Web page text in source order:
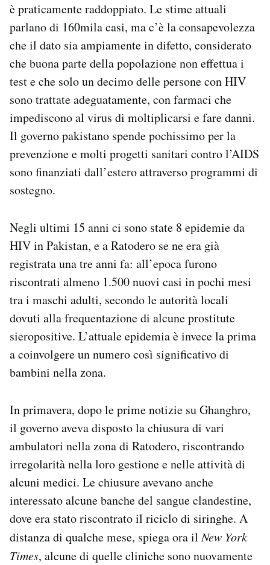
è praticamente raddoppiato. Le stime attuali
parlano di 160mila casi, ma c’è la consapevolezza
che il dato sia ampiamente in difetto, considerato
che buona parte della popolazione non effettua i
test e che solo un decimo delle persone con HIV
sono trattate adeguatamente, con farmaci che
impediscono al virus di moltiplicarsi e fare danni.
Il governo pakistano spende pochissimo per la
prevenzione e molti progetti sanitari contro l’AIDS
sono finanziati dall’estero attraverso programmi di
sostegno.
Negli ultimi 15 anni ci sono state 8 epidemie da
HIV in Pakistan, e a Ratodero se ne era già
registrata una tre anni fa: all’epoca furono
riscontrati almeno 1.500 nuovi casi in pochi mesi
tra i maschi adulti, secondo le autorità locali
dovuti alla frequentazione di alcune prostitute
sieropositive. L’attuale epidemia è invece la prima
a coinvolgere un numero così significativo di
bambini nella zona.
In primavera, dopo le prime notizie su Ghanghro,
il governo aveva disposto la chiusura di vari
ambulatori nella zona di Ratodero, riscontrando
irregolarità nella loro gestione e nelle attività di
alcuni medici. Le chiusure avevano anche
interessato alcune banche del sangue clandestine,
dove era stato riscontrato il riciclo di siringhe. A
distanza di qualche mese, spiega ora ilNew York
Times, alcune di quelle cliniche sono nuovamente